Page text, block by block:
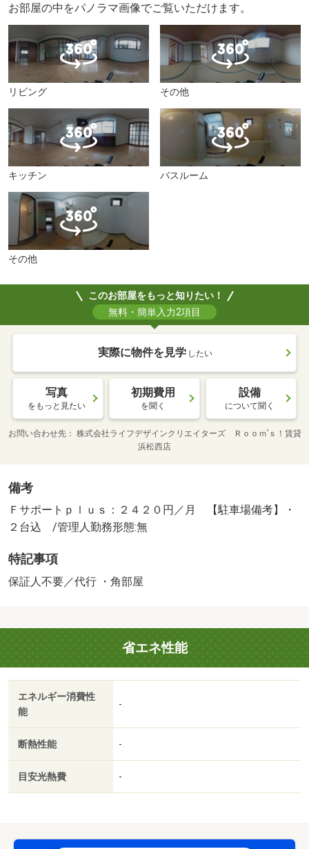
お部屋の中をパノラマ画像でご覧いただけます。
リビング その他
キッチン バスルーム
その他
このお部屋をもっと知りたい！
無料・簡単入力2項目
実際に物件を見学 したい
写真
をもっと見たい
初期費用
を聞く
設備
について聞く
お問い合わせ先
株式会社ライフデザインクリエイターズ Ｒｏｏｍ’ｓ！賃貸
浜松西店
備考
Ｆサポートｐｌｕｓ：２４２０円／月 【駐車場備考】・
２台込 /管理人勤務形態:無
特記事項
保証人不要／代行 ・角部屋
省エネ性能
エネルギー消費性
能
-
断熱性能 -
目安光熱費 -